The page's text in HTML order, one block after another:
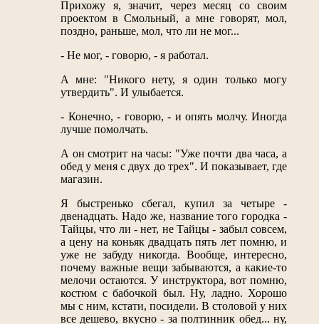
Прихожу я, значит, через месяц со своим
проектом в Смольный, а мне говорят, мол,
поздно, раньше, мол, что ли не мог...
- Не мог, - говорю, - я работал.
А мне: "Никого нету, я один только могу
утвердить". И улыбается.
- Конечно, - говорю, - и опять молчу. Иногда
лучше помолчать.
А он смотрит на часы: "Уже почти два часа, а
обед у меня с двух до трех". И показывает, где
магазин.
Я быстренько сбегал, купил за четыре -
двенадцать. Надо же, название того городка -
Тайцы, что ли - нет, не Тайцы - забыл совсем,
а цену на коньяк двадцать пять лет помню, и
уже не забуду никогда. Вообще, интересно,
почему важные вещи забываются, а какие-то
мелочи остаются. У инструктора, вот помню,
костюм с бабочкой был. Ну, ладно. Хорошо
мы с ним, кстати, посидели. В столовой у них
все дешево, вкусно - за полтинник обед... ну,